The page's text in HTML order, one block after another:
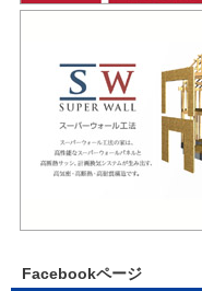
Facebookページ